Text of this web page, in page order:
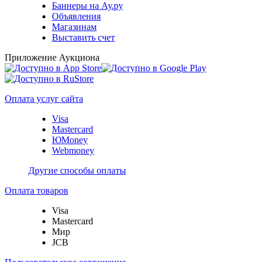
Баннеры на Ау.ру
Объявления
Магазинам
Выставить счет
Приложение Аукциона
Оплата услуг сайта
Visa
Mastercard
ЮMoney
Webmoney
Другие способы оплаты
Оплата товаров
Visa
Mastercard
Мир
JCB